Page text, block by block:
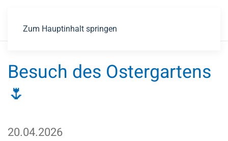
Zum Hauptinhalt springen
Besuch des Ostergartens
🌷
20.04.2026